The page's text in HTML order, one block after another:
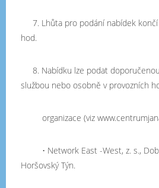
7. Lhůta pro podání nabídek končí
hod.
8. Nabídku lze podat
službou nebo osobně v provozních
organizace (viz
• Network East -West, z. s.,
Horšovský Týn.